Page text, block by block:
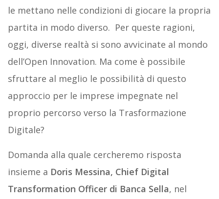
le mettano nelle condizioni di giocare la propria
partita in modo diverso. Per queste ragioni,
oggi, diverse realtà si sono avvicinate al mondo
dell’Open Innovation. Ma come è possibile
sfruttare al meglio le possibilità di questo
approccio per le imprese impegnate nel
proprio percorso verso la Trasformazione
Digitale?
Domanda alla quale cercheremo risposta
insieme a Doris Messina, Chief Digital
Transformation Officer di Banca Sella, nel